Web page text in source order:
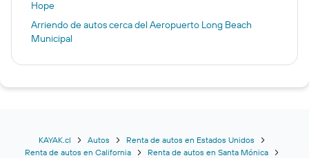
Hope
Arriendo de autos cerca del Aeropuerto Long Beach
Municipal
KAYAK.cl Autos
Renta de autos en Estados Unidos
Renta de autos en California
Renta de autos en Santa Mónica